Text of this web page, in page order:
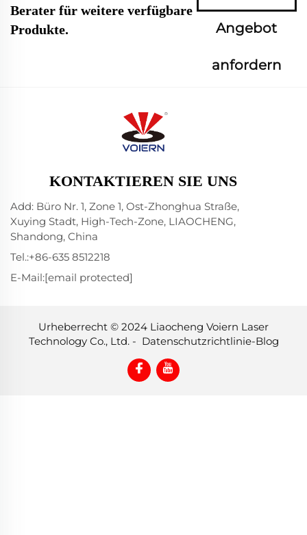
Berater für weitere verfügbare
Produkte.
Angebot
anfordern
KONTAKTIEREN SIE UNS
Add: Büro Nr. 1, Zone 1, Ost-Zhonghua Straße,
Xuying Stadt, High-Tech-Zone, LIAOCHENG,
Shandong, China
Tel.:+86-635 8512218
E-Mail:[email protected]
Urheberrecht © 2024 Liaocheng Voiern Laser
Technology Co., Ltd. - Datenschutzrichtlinie-Blog